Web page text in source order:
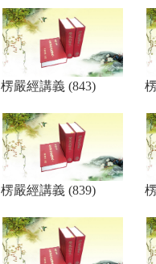
楞嚴經講義 (843)
楞嚴經講義 (839)